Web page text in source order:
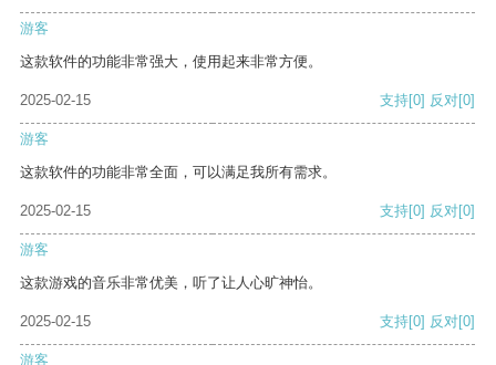
游客
这款软件的功能非常强大，使用起来非常方便。
2025-02-15 支持[0] 反对[0]
游客
这款软件的功能非常全面，可以满足我所有需求。
2025-02-15 支持[0] 反对[0]
游客
这款游戏的音乐非常优美，听了让人心旷神怡。
2025-02-15 支持[0] 反对[0]
游客